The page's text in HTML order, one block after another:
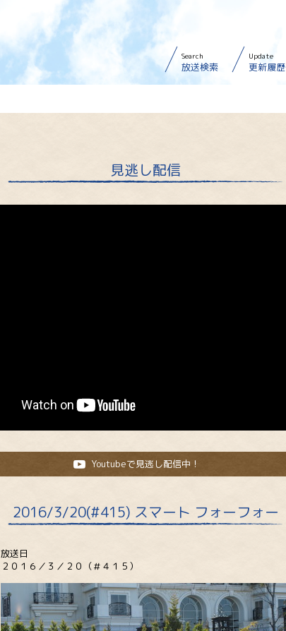
Search
放送検索
Update
更新履歴
見逃し配信
Youtubeで見逃し配信中！
2016/3/20(#415) スマート フォーフォー
放送日
２０１６／３／２０（＃４１５）